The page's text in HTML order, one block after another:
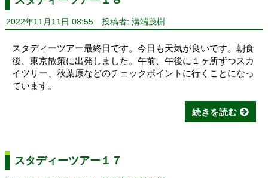
2022年11月11日 08:55 投稿者: 溝端茂樹
スタディーツアー最終日です。今日も天気が良いです。朝食
後、東京散策に出発しました。午前、午後に１ヶ所ずつスカ
イツリー、秋葉原などのチェックポイントに行くことになっ
ています。
続きを読む
スタディーツアー１７